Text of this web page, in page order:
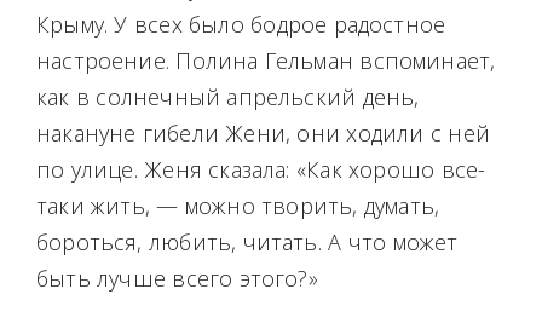
Крыму. У всех было бодрое радостное
настроение. Полина Гельман вспоминает,
как в солнечный апрельский день,
накануне гибели Жени, они ходили с ней
по улице. Женя сказала: «Как хорошо все-
таки жить, — можно творить, думать,
бороться, любить, читать. А что может
быть лучше всего этого?»